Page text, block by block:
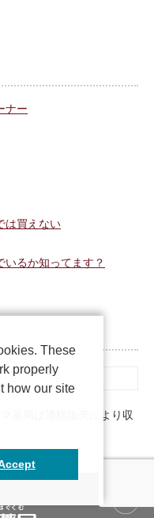
ナー
は買えない
いるか知ってます？
薬局は適格販売により収
These
properly
how our site